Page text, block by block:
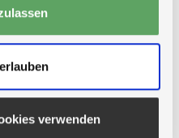
verwenden